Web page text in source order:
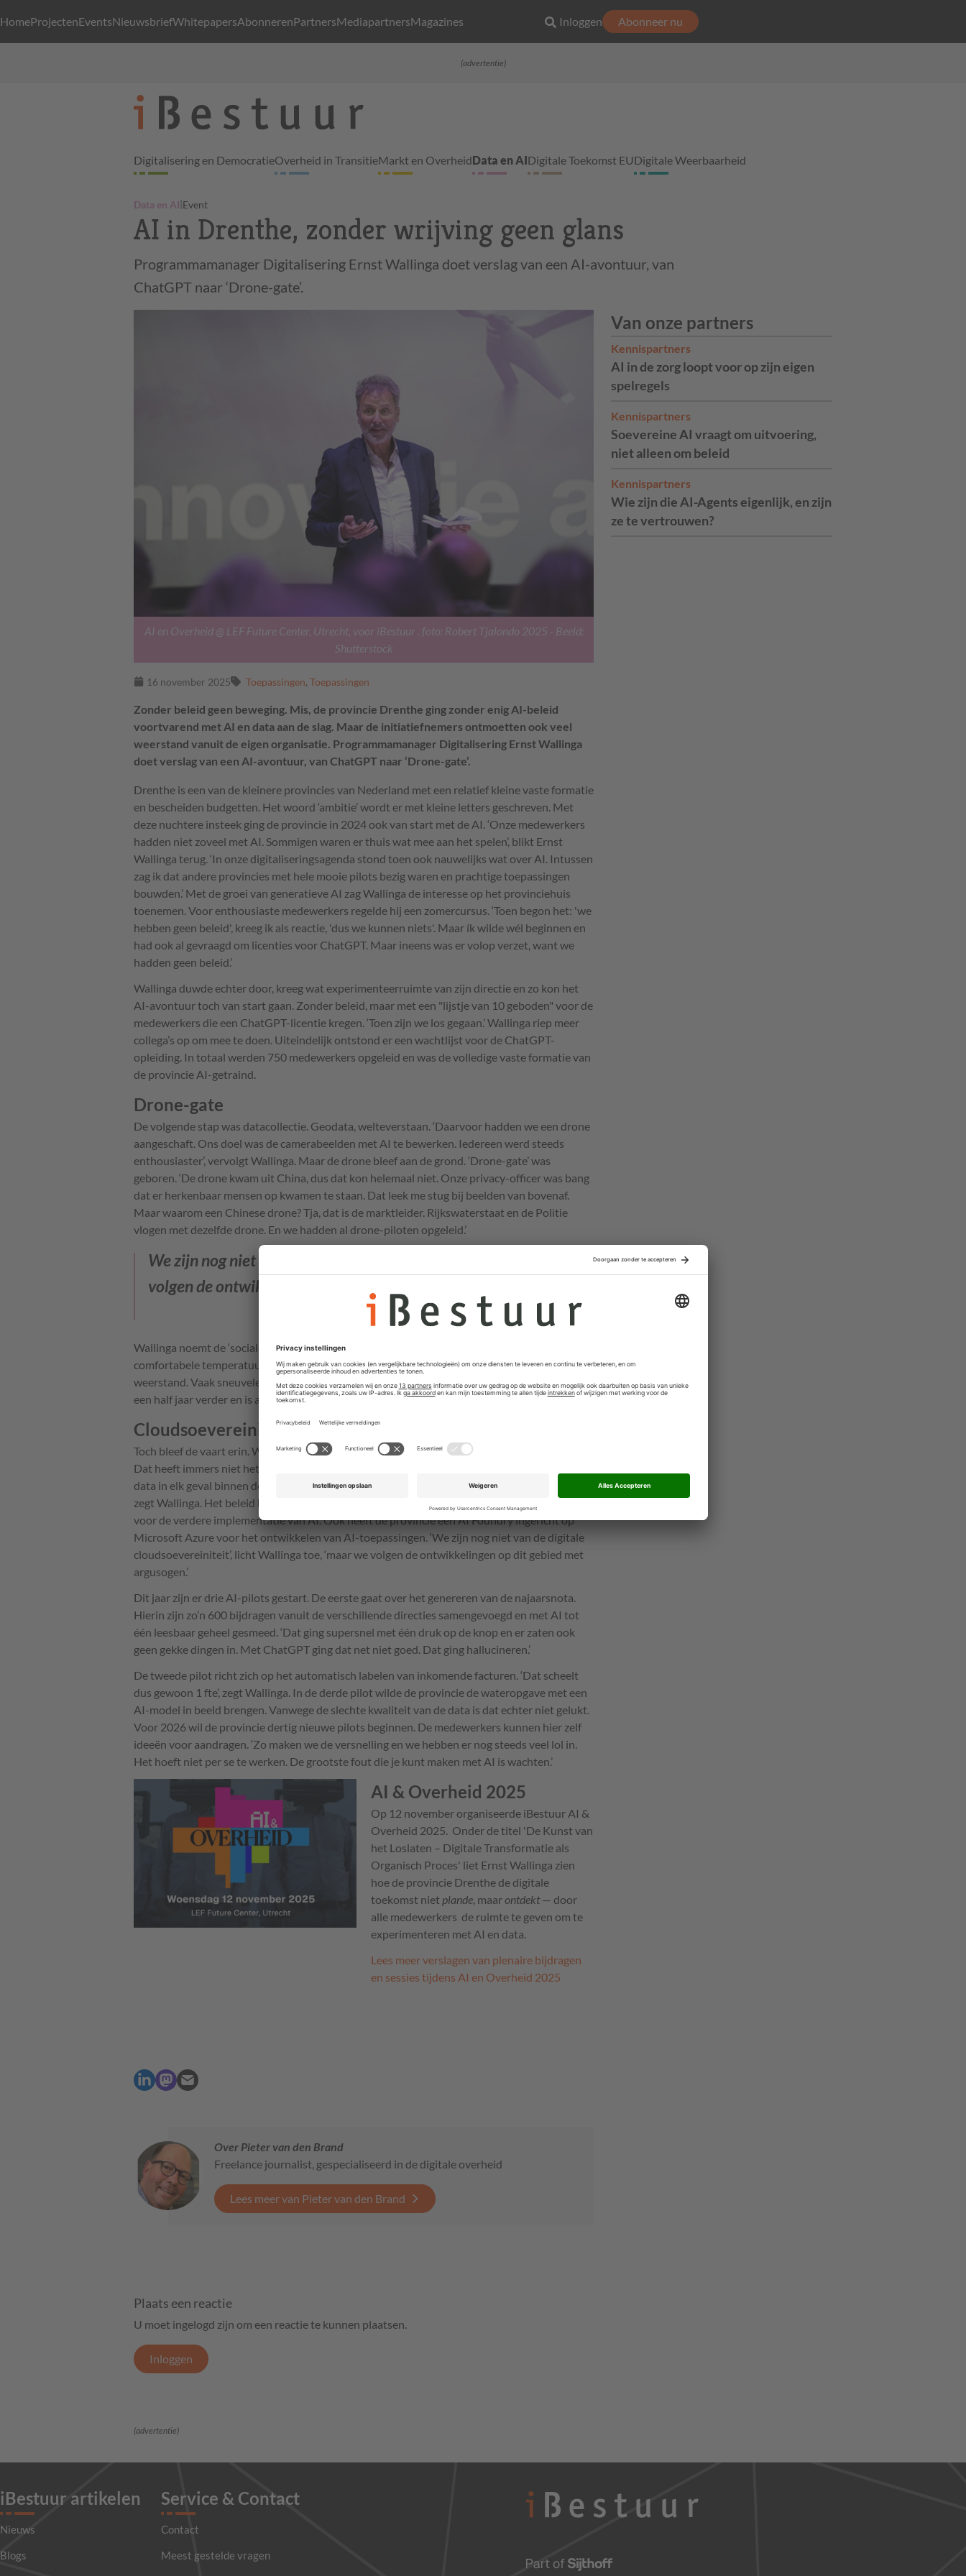
HomeProjectenEventsNieuwsbriefWhitepapersAbonnerenPartnersMediapartnersMagazines Inloggen Abonneer nu
(advertentie)
Digitalisering en DemocratieOverheid in TransitieMarkt en OverheidData en AIDigitale Toekomst EUDigitale Weerbaarheid
Data en AI|Event
AI in Drenthe, zonder wrijving geen glans
Programmamanager Digitalisering Ernst Wallinga doet verslag van een AI-avontuur, van
ChatGPT naar ‘Drone-gate’.
AI en Overheid @ LEF Future Center, Utrecht, voor iBestuur . foto: Robert Tjalondo 2025 - Beeld:
Shutterstock
16 november 2025 Toepassingen, Toepassingen
Van onze partners
Kennispartners
AI in de zorg loopt voor op zijn eigen
spelregels
Kennispartners
Soevereine AI vraagt om uitvoering,
niet alleen om beleid
Kennispartners
Wie zijn die AI-Agents eigenlijk, en zijn
ze te vertrouwen?
Zonder beleid geen beweging. Mis, de provincie Drenthe ging zonder enig AI-beleid
voortvarend met AI en data aan de slag. Maar de initiatiefnemers ontmoetten ook veel
weerstand vanuit de eigen organisatie. Programmamanager Digitalisering Ernst Wallinga
doet verslag van een AI-avontuur, van ChatGPT naar ‘Drone-gate’.
Drenthe is een van de kleinere provincies van Nederland met een relatief kleine vaste formatie
en bescheiden budgetten. Het woord ‘ambitie’ wordt er met kleine letters geschreven. Met
deze nuchtere insteek ging de provincie in 2024 ook van start met de AI. ‘Onze medewerkers
hadden niet zoveel met AI. Sommigen waren er thuis wat mee aan het spelen’, blikt Ernst
Wallinga terug. ‘In onze digitaliseringsagenda stond toen ook nauwelijks wat over AI. Intussen
zag ik dat andere provincies met hele mooie pilots bezig waren en prachtige toepassingen
bouwden.’ Met de groei van generatieve AI zag Wallinga de interesse op het provinciehuis
toenemen. Voor enthousiaste medewerkers regelde hij een zomercursus. ‘Toen begon het: 'we
hebben geen beleid', kreeg ik als reactie, 'dus we kunnen niets'. Maar ík wilde wél beginnen en
had ook al gevraagd om licenties voor ChatGPT. Maar ineens was er volop verzet, want we
hadden geen beleid.’
Wallinga duwde echter door, kreeg wat experimenteerruimte van zijn directie en zo kon het
AI-avontuur toch van start gaan. Zonder beleid, maar met een "lijstje van 10 geboden" voor de
medewerkers die een ChatGPT-licentie kregen. ‘Toen zijn we los gegaan.’ Wallinga riep meer
collega’s op om mee te doen. Uiteindelijk ontstond er een wachtlijst voor de ChatGPT-
opleiding. In totaal werden 750 medewerkers opgeleid en was de volledige vaste formatie van
de provincie AI-getraind.
Drone-gate
De volgende stap was datacollectie. Geodata, welteverstaan. ‘Daarvoor hadden we een drone
aangeschaft. Ons doel was de camerabeelden met AI te bewerken. Iedereen werd steeds
enthousiaster’, vervolgt Wallinga. Maar de drone bleef aan de grond. ‘Drone-gate’ was
geboren. ‘De drone kwam uit China, dus dat kon helemaal niet. Onze privacy-officer was bang
dat er herkenbaar mensen op kwamen te staan. Dat leek me stug bij beelden van bovenaf.
Maar waarom een Chinese drone? Tja, dat is de marktleider. Rijkswaterstaat en de Politie
vlogen met dezelfde drone. En we hadden al drone-piloten opgeleid.’
We zijn nog niet van de digitale cloudsoevereiniteit, maar we
volgen de ontwikkelingen op dit gebied met argusogen
Ernst Wallinga
Wallinga noemt de ‘sociale thermostaat’ een grote drempel. ‘Organisaties zoeken naar een
comfortabele temperatuur, naar harmonie. Iedereen die de status quo verstoort, krijgt
weerstand. Vaak sneuvelen goede ideeën verderop in het proces. Voor je het weet ben je dan
een half jaar verder en is alle energie op het onderwerp weg.’
Cloudsoevereiniteit
Toch bleef de vaart erin. Wel heeft de provincie de overstap naar Microsoft Copilot gemaakt.
Dat heeft immers niet het nadeel van ChatGPT, dat alle data naar Open AI gaan. Nu blijven
data in elk geval binnen de eigen Microsoft-servers. ‘We vertrouwen Microsoft toch iets meer’,
zegt Wallinga. Het beleid heeft intussen ook handen en voeten gekregen met een AI Blueprint
voor de verdere implementatie van AI. Ook heeft de provincie een AI Foundry ingericht op
Microsoft Azure voor het ontwikkelen van AI-toepassingen. ‘We zijn nog niet van de digitale
cloudsoevereiniteit’, licht Wallinga toe, ‘maar we volgen de ontwikkelingen op dit gebied met
argusogen.’
Dit jaar zijn er drie AI-pilots gestart. De eerste gaat over het genereren van de najaarsnota.
Hierin zijn zo’n 600 bijdragen vanuit de verschillende directies samengevoegd en met AI tot
één leesbaar geheel gesmeed. ‘Dat ging supersnel met één druk op de knop en er zaten ook
geen gekke dingen in. Met ChatGPT ging dat net niet goed. Dat ging hallucineren.’
De tweede pilot richt zich op het automatisch labelen van inkomende facturen. ‘Dat scheelt
dus gewoon 1 fte’, zegt Wallinga. In de derde pilot wilde de provincie de wateropgave met een
AI-model in beeld brengen. Vanwege de slechte kwaliteit van de data is dat echter niet gelukt.
Voor 2026 wil de provincie dertig nieuwe pilots beginnen. De medewerkers kunnen hier zelf
ideeën voor aandragen. ‘Zo maken we de versnelling en we hebben er nog steeds veel lol in.
Het hoeft niet per se te werken. De grootste fout die je kunt maken met AI is wachten.’
AI & Overheid 2025
Op 12 november organiseerde iBestuur AI &
Overheid 2025. Onder de titel 'De Kunst van
het Loslaten – Digitale Transformatie als
Organisch Proces' liet Ernst Wallinga zien
hoe de provincie Drenthe de digitale
toekomst niet plande, maarontdekt— door
alle medewerkers de ruimte te geven om te
experimenteren met AI en data.
Lees meer verslagen van plenaire bijdragen
en sessies tijdens AI en Overheid 2025
Over Pieter van den Brand
Freelance journalist, gespecialiseerd in de digitale overheid
Lees meer van Pieter van den Brand
Plaats een reactie
U moet ingelogd zijn om een reactie te kunnen plaatsen.
Inloggen
(advertentie)
iBestuur artikelen
Nieuws
Blogs
Service & Contact
Contact
Meest gestelde vragen